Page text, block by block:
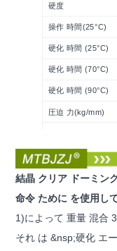
硬度
操作 時間(25°C)
硬化 時間 (25°C)
硬化 時間 (70°C)
硬化 時間 (90°C)
圧迫 力(kg/mm)
HDT(124°C)
結晶 クリア ドーミン
命令 ために を使用し
1)によって 重量 混合
それ は &nsp;硬化 エ